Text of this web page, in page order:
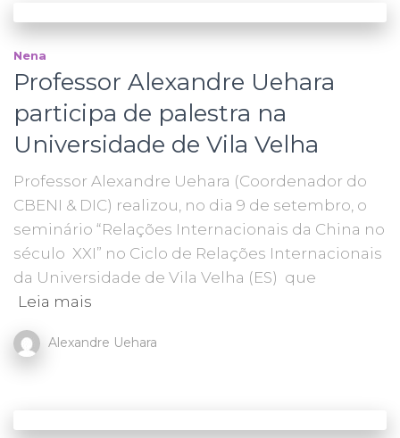
Nena
Professor Alexandre Uehara
participa de palestra na
Universidade de Vila Velha
Professor Alexandre Uehara (Coordenador do
CBENI & DIC) realizou, no dia 9 de setembro, o
seminário “Relações Internacionais da China no
século XXI” no Ciclo de Relações Internacionais
da Universidade de Vila Velha (ES) que
Leia mais
Alexandre Uehara